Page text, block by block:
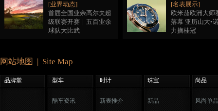
[业界动态]
首届全国业余高尔夫超
级联赛开赛｜五百业余
球队大比武
[名表展示]
欧米茄欧洲大师
落幕 亚历山大•
力摘桂冠
网站地图 | Site Map
品牌堂 型车 时计 珠宝 尚品
酷车资讯 新表推介 新品 风尚单品